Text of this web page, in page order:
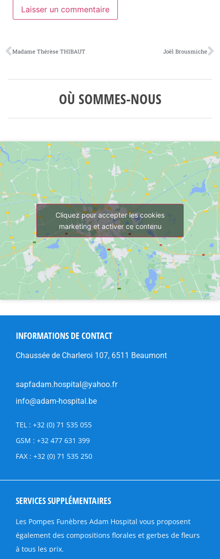
Madame Thérèse THIBAUT Joël Brousmiche
OÙ SOMMES-NOUS
Cliquez pour accepter les cookies
marketing et activer ce contenu
INFORMATIONS DE CONTACT
Chaussée de Charleroi 107, 6511 Beaumont
sapfadam.hospital@yahoo.fr
info@adam-hospital.be
TEL : +32 (0) 71 535 055
GSM : +32 477 631 399
FAX : +32 (0) 71 535 250
SERVICES SUPPLÉMENTAIRES
Les Pompes Funèbres Adam Hospital vous proposent
également des compositions florales et gerbes de fleurs
à tous les prix.